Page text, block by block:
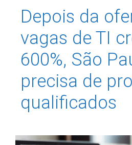
Depois da
vagas de TI
600%, São
precisa de
qualificados